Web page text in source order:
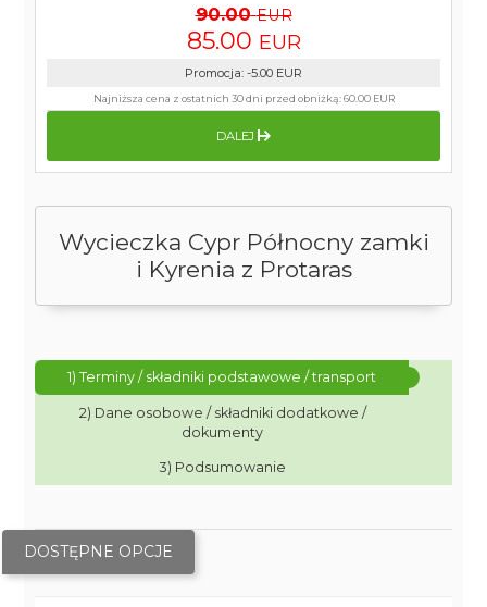
Wycieczka Cypr Północny zamki
i Kyrenia z Protaras
1) Terminy / składniki podstawowe / transport
2) Dane osobowe / składniki dodatkowe /
dokumenty
3) Podsumowanie
DOSTĘPNE OPCJE
90.00 EUR
85.00 EUR
Promocja: -5.00 EUR
Najniższa cena z ostatnich 30 dni przed obniżką:60.00 EUR
DALEJ